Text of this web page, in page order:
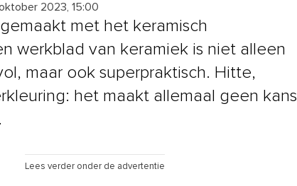
2023, 15:00
met het keramisch
werkblad van keramiek is niet alleen
maar ook superpraktisch. Hitte,
het maakt allemaal geen kans
Lees verder onder de advertentie